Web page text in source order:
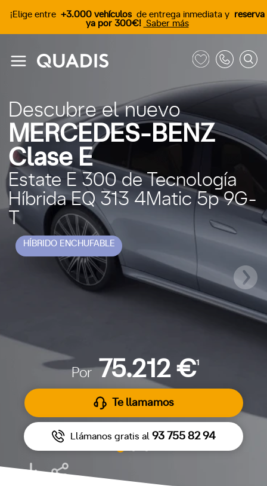
¡Elige entre +3.000 vehículos de entrega inmediata y reserva
ya por 300€! Saber más
Descubre el nuevo
MERCEDES-BENZ
Clase E
HÍBRIDO ENCHUFABLE
Estate E 300 de Tecnología
Híbrida EQ 313 4Matic 5p 9G-
T
Por 75.212 €1
Te llamamos
Llámanos gratis al 93 755 82 94